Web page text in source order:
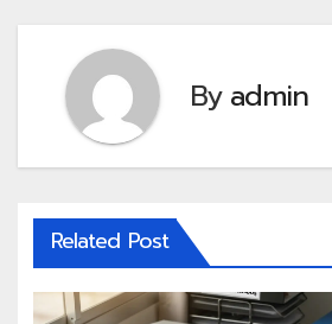
Byadmin
Related Post